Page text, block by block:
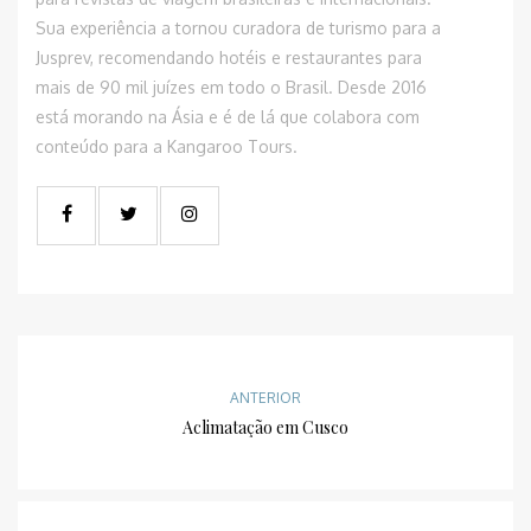
Sua experiência a tornou curadora de turismo para a
Jusprev, recomendando hotéis e restaurantes para
mais de 90 mil juízes em todo o Brasil. Desde 2016
está morando na Ásia e é de lá que colabora com
conteúdo para a Kangaroo Tours.
ANTERIOR
Aclimatação em Cusco